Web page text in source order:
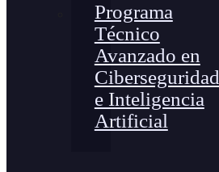
Programa
Técnico
Avanzado en
Ciberseguridad
e Inteligencia
Artificial